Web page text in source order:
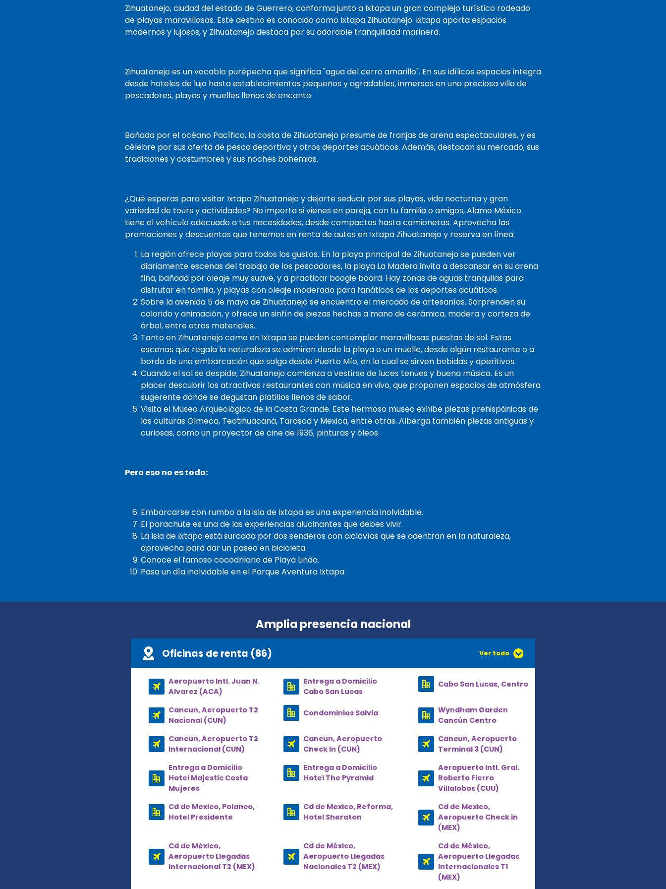
que normalmente se
recopilan en el momento
de la entrega y estaremos
listos cuando llegue. ¡Estará
Zihuatanejo, ciudad del estado de Guerrero, conforma junto a Ixtapa un gran complejo turístico rodeado
de playas maravillosas. Este destino es conocido como Ixtapa Zihuatanejo. Ixtapa aporta espacios
modernos y lujosos, y Zihuatanejo destaca por su adorable tranquilidad marinera.
Zihuatanejo es un vocablo purépecha que significa "agua del cerro amarillo". En sus idílicos espacios integra
desde hoteles de lujo hasta establecimientos pequeños y agradables, inmersos en una preciosa villa de
pescadores, playas y muelles llenos de encanto.
Bañada por el océano Pacífico, la costa de Zihuatanejo presume de franjas de arena espectaculares, y es
célebre por sus oferta de pesca deportiva y otros deportes acuáticos. Además, destacan su mercado, sus
tradiciones y costumbres y sus noches bohemias.
¿Qué esperas para visitar Ixtapa Zihuatanejo y dejarte seducir por sus playas, vida nocturna y gran
variedad de tours y actividades? No importa si vienes en pareja, con tu familia o amigos, Alamo México
tiene el vehículo adecuado a tus necesidades, desde compactos hasta camionetas. Aprovecha las
promociones y descuentos que tenemos en renta de autos en Ixtapa Zihuatanejo y reserva en línea.
La región ofrece playas para todos los gustos. En la playa principal de Zihuatanejo se pueden ver
diariamente escenas del trabajo de los pescadores, la playa La Madera invita a descansar en su arena
fina, bañada por oleaje muy suave, y a practicar boogie board. Hay zonas de aguas tranquilas para
disfrutar en familia, y playas con oleaje moderado para fanáticos de los deportes acuáticos.
Sobre la avenida 5 de mayo de Zihuatanejo se encuentra el mercado de artesanías. Sorprenden su
colorido y animación, y ofrece un sinfín de piezas hechas a mano de cerámica, madera y corteza de
árbol, entre otros materiales.
Tanto en Zihuatanejo como en Ixtapa se pueden contemplar maravillosas puestas de sol. Estas
escenas que regala la naturaleza se admiran desde la playa o un muelle, desde algún restaurante o a
bordo de una embarcación que salga desde Puerto Mío, en la cual se sirven bebidas y aperitivos.
Cuando el sol se despide, Zihuatanejo comienza a vestirse de luces tenues y buena música. Es un
placer descubrir los atractivos restaurantes con música en vivo, que proponen espacios de atmósfera
sugerente donde se degustan platillos llenos de sabor.
Visita el Museo Arqueológico de la Costa Grande. Este hermoso museo exhibe piezas prehispánicas de
las culturas Olmeca, Teotihuacana, Tarasca y Mexica, entre otras. Alberga también piezas antiguas y
curiosas, como un proyector de cine de 1936, pinturas y óleos.
Pero eso no es todo:
Embarcarse con rumbo a la isla de Ixtapa es una experiencia inolvidable.
El parachute es una de las experiencias alucinantes que debes vivir.
La Isla de Ixtapa está surcada por dos senderos con ciclovías que se adentran en la naturaleza,
aprovecha para dar un paseo en bicicleta.
Conoce el famoso cocodrilario de Playa Linda.
Pasa un día inolvidable en el Parque Aventura Ixtapa.
Amplia presencia nacional
Oficinas de renta (86) Ver todo
Aeropuerto Intl. Juan N.
Alvarez (ACA)
Entrega a Domicilio
Cabo San Lucas
Cabo San Lucas, Centro
Cancun, Aeropuerto T2
Nacional (CUN)
Condominios Salvia
Wyndham Garden
Cancún Centro
Cancun, Aeropuerto T2
Internacional (CUN)
Cancun, Aeropuerto
Check In (CUN)
Cancun, Aeropuerto
Terminal 3 (CUN)
Entrega a Domicilio
Hotel Majestic Costa
Mujeres
Entrega a Domicilio
Hotel The Pyramid
Aeropuerto Intl. Gral.
Roberto Fierro
Villalobos (CUU)
Cd de Mexico, Polanco,
Hotel Presidente
Cd de Mexico, Reforma,
Hotel Sheraton
Cd de Mexico,
Aeropuerto Check in
(MEX)
Cd de México,
Aeropuerto Llegadas
Internacional T2 (MEX)
Cd de México,
Aeropuerto Llegadas
Nacionales T2 (MEX)
Cd de México,
Aeropuerto Llegadas
Internacionales T1
(MEX)